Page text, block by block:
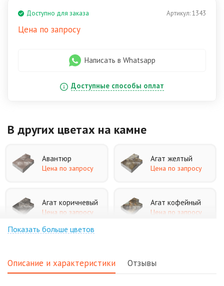
Артикул:1343
Доступно для заказа
Цена по запросу
Написать в Whatsapp
Доступные способы оплат
В других цветах на камне
Авантюр
Цена по запросу
Агат желтый
Цена по запросу
Агат коричневый
Цена по запросу
Агат кофейный
Цена по запросу
Показать больше цветов
Описание и характеристики Отзывы